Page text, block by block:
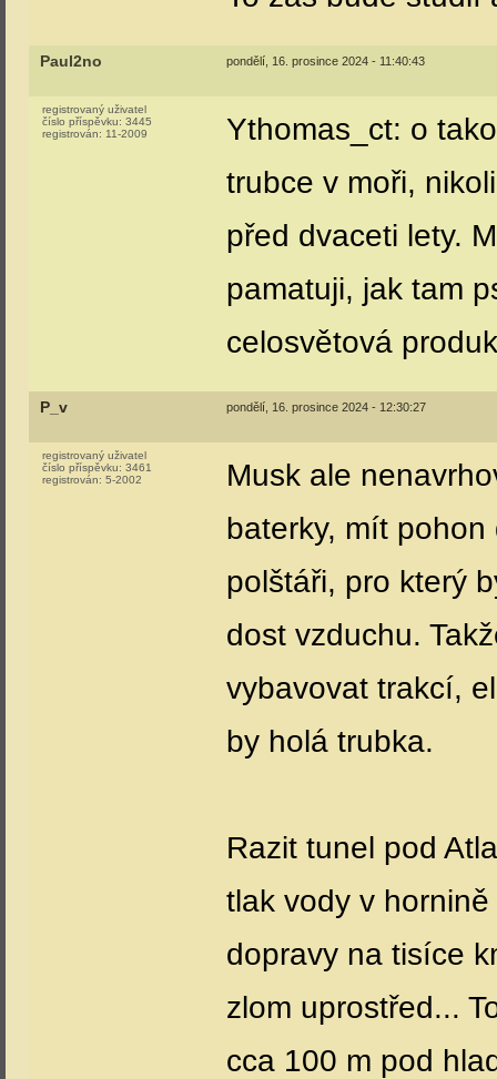
Paul2no pondělí, 16. prosince 2024 - 11:40:43
registrovaný uživatel
číslo příspěvku: 3445
registrován: 11-2009
Ythomas_ct: o
trubce v moři,
před dvaceti lety.
pamatuji, jak tam
celosvětová
P_v pondělí, 16. prosince 2024 - 12:30:27
registrovaný uživatel
číslo příspěvku: 3461
registrován: 5-2002
Musk ale
baterky, mít
polštáři, pro který
dost vzduchu.
vybavovat trakcí,
by holá trubka.
Razit tunel pod
tlak vody v
dopravy na tisíce
zlom uprostřed...
cca 100 m pod